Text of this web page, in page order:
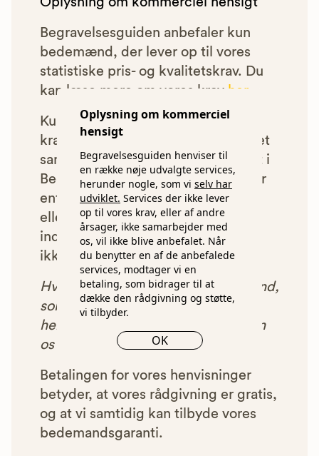
Oplysning om kommerciel
hensigt
Begravelsesguiden henviser til
en række nøje udvalgte services,
herunder nogle, som vi selv har
udviklet. Services der ikke lever
op til vores krav, eller af andre
årsager, ikke samarbejder med
os, vil ikke blive anbefalet. Når
du benytter en af de anbefalede
services, modtager vi en
betaling, som bidrager til at
dække den rådgivning og støtte,
vi tilbyder.
OK
Begravelsesguiden anbefaler kun
bedemænd, der lever op til vores
statistiske pris- og kvalitetskrav. Du
kan læse mere om vores krav her.
Kun bedemænd der lever op til
kravene har mulighed for at indgå et
samarbejde med os om at blive vist i
Begravelsesguiden. Bedemænd der
enten ikke lever op til vores krav,
eller som af andre årsager ikke har
indgået et samarbejde med os, vil
ikke blive vist i vores anbefalinger.
Hver gang du benytter en bedemand,
som vi har godkendt, anbefalet og
henvist dig til, betaler bedemanden
os et beløb for denne henvisning.
Betalingen for vores henvisninger
betyder, at vores rådgivning er gratis,
og at vi samtidig kan tilbyde vores
bedemandsgaranti.